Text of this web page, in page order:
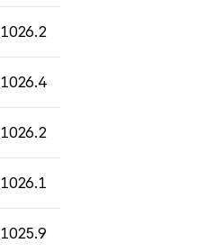
1026.2
1026.4
1026.2
1026.1
1025.9